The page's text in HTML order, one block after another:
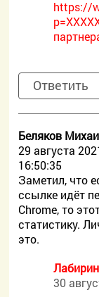
https://
Ответить
Беляков
29 августа
16:50:35
Заметил, что
ссылке идёт
Chrome, то
статистику.
это.
30